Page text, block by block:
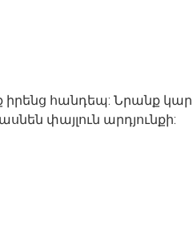
հանդեպ: Նրանք
փայլուն արդյունքի: